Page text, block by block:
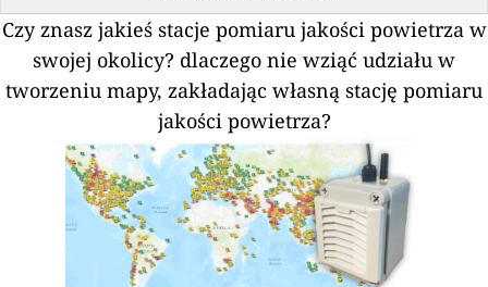
Czy znasz jakieś stacje pomiaru jakości powietrza w
swojej okolicy? dlaczego nie wziąć udziału w
tworzeniu mapy, zakładając własną stację pomiaru
jakości powietrza?